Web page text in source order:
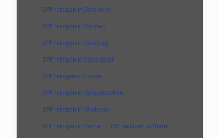
DPF reinigen in Dinslaken
DPF reinigen in Dorsten
DPF reinigen in Duisburg
DPF reinigen in Düsseldorf
DPF reinigen in Essen
DPF reinigen in Gelsenkirchen
DPF reinigen in Gladbeck
DPF reinigen in Herne DPF reinigen in Herten